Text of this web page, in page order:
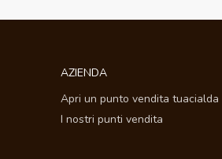
AZIENDA
Apri un punto vendita tuacialda
I nostri punti vendita